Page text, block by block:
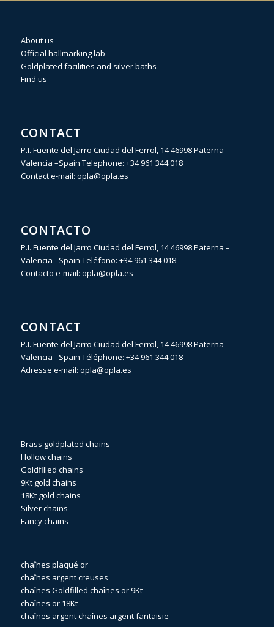
About us
Official hallmarking lab
Goldplated facilities and silver baths
Find us
CONTACT
P.I. Fuente del Jarro Ciudad del Ferrol, 14 46998 Paterna –
Valencia –Spain Telephone: +34 961 344 018
Contact e-mail: opla@opla.es
CONTACTO
P.I. Fuente del Jarro Ciudad del Ferrol, 14 46998 Paterna –
Valencia –Spain Teléfono: +34 961 344 018
Contacto e-mail: opla@opla.es
CONTACT
P.I. Fuente del Jarro Ciudad del Ferrol, 14 46998 Paterna –
Valencia –Spain Téléphone: +34 961 344 018
Adresse e-mail: opla@opla.es
Brass goldplated chains
Hollow chains
Goldfilled chains
9Kt gold chains
18Kt gold chains
Silver chains
Fancy chains
chaînes plaqué or
chaînes argent creuses
chaînes Goldfilled chaînes or 9Kt
chaînes or 18Kt
chaînes argentchaînes argent fantaisie